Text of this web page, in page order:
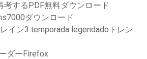
するPDF無料ダウンロード
ダウンロード
イン3 temporada legendadoトレン
ダーFirefox